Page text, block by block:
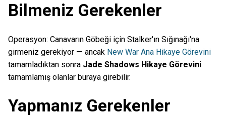
Bilmeniz Gerekenler
Operasyon: Canavarın Göbeği için Stalker'ın Sığınağı'na
girmeniz gerekiyor — ancak New War Ana Hikaye Görevini
tamamladıktan sonra Jade Shadows Hikaye Görevini
tamamlamış olanlar buraya girebilir.
Yapmanız Gerekenler